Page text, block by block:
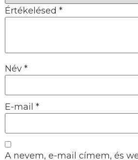
Értékelésed *
Név *
E-mail *
A nevem, e-mail címem, és